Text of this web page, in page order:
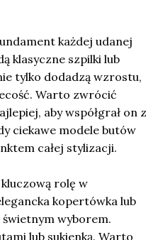
każdej udanej
klasyczne szpilki lub
tylko dodadzą wzrostu,
Warto zwrócić
aby współgrał on z
ciekawe modele butów
całej stylizacji.
rolę w
kopertówka lub
świetnym wyborem.
lub sukienką. Warto